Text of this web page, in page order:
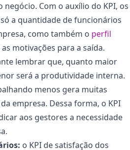
negócio. Com o auxílio do KPI, os
a quantidade de funcionários
como também o perfil
as motivações para a saída.
lembrar que, quanto maior
será a produtividade interna.
menos gera muitas
empresa. Dessa forma, o KPI
aos gestores a necessidade
o KPI de satisfação dos